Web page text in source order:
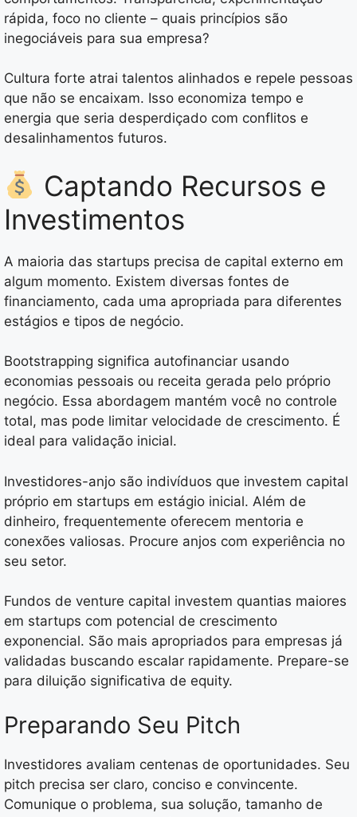
rápida, foco no cliente – quais princípios são
inegociáveis para sua empresa?
Cultura forte atrai talentos alinhados e repele pessoas
que não se encaixam. Isso economiza tempo e
energia que seria desperdiçado com conflitos e
desalinhamentos futuros.
Captando Recursos e
Investimentos
A maioria das startups precisa de capital externo em
algum momento. Existem diversas fontes de
financiamento, cada uma apropriada para diferentes
estágios e tipos de negócio.
Bootstrapping significa autofinanciar usando
economias pessoais ou receita gerada pelo próprio
negócio. Essa abordagem mantém você no controle
total, mas pode limitar velocidade de crescimento. É
ideal para validação inicial.
Investidores-anjo são indivíduos que investem capital
próprio em startups em estágio inicial. Além de
dinheiro, frequentemente oferecem mentoria e
conexões valiosas. Procure anjos com experiência no
seu setor.
Fundos de venture capital investem quantias maiores
em startups com potencial de crescimento
exponencial. São mais apropriados para empresas já
validadas buscando escalar rapidamente. Prepare-se
para diluição significativa de equity.
Preparando Seu Pitch
Investidores avaliam centenas de oportunidades. Seu
pitch precisa ser claro, conciso e convincente.
Comunique o problema, sua solução, tamanho de